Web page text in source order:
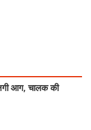
आग, चालक की